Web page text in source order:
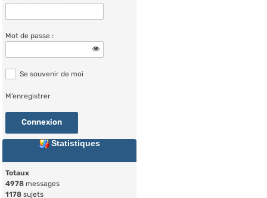
Mot de passe :
Se souvenir de moi
M’enregistrer
Statistiques
Totaux
4978 messages
1178 sujets